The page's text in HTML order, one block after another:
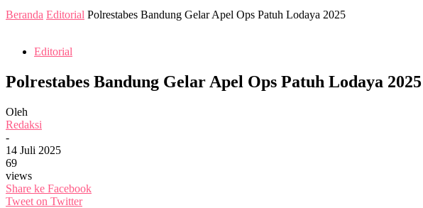
Beranda Editorial Polrestabes Bandung Gelar Apel Ops Patuh Lodaya 2025
Editorial
Polrestabes Bandung Gelar Apel Ops Patuh Lodaya 2025
Oleh
Redaksi
-
14 Juli 2025
69
views
Share ke Facebook
Tweet on Twitter